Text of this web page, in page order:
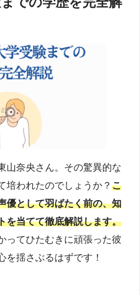
山奈央さん。その驚異的な
培われたのでしょうか？ こ
優として羽ばたく前の、知
を当てて徹底解説します。
ってひたむきに頑張った彼
を揺さぶるはずです！